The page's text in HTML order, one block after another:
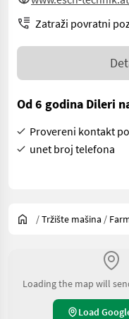
Zatraži povratni
Od 6 godina Dileri
Provereni kontakt
unet broj telefona
/Tržište mašina /
Loading the map will
Load